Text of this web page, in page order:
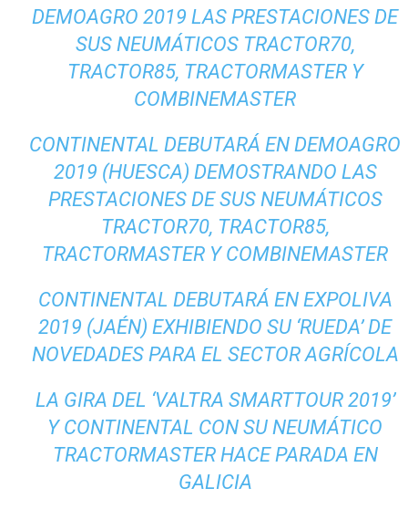
DEMOAGRO 2019 LAS PRESTACIONES DE
SUS NEUMÁTICOS TRACTOR70,
TRACTOR85, TRACTORMASTER Y
COMBINEMASTER
CONTINENTAL DEBUTARÁ EN DEMOAGRO
2019 (HUESCA) DEMOSTRANDO LAS
PRESTACIONES DE SUS NEUMÁTICOS
TRACTOR70, TRACTOR85,
TRACTORMASTER Y COMBINEMASTER
CONTINENTAL DEBUTARÁ EN EXPOLIVA
2019 (JAÉN) EXHIBIENDO SU ‘RUEDA’ DE
NOVEDADES PARA EL SECTOR AGRÍCOLA
LA GIRA DEL ‘VALTRA SMARTTOUR 2019’
Y CONTINENTAL CON SU NEUMÁTICO
TRACTORMASTER HACE PARADA EN
GALICIA